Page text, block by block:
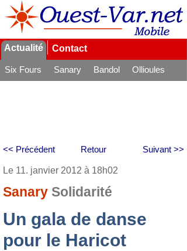
Actualité Contact
Six Fours Sanary Bandol
Ollioules
Retour
<< Précédent Suivant >>
Le 11. janvier 2012 à 18h02
Sanary Solidarité
Un gala de danse
pour le Haricot